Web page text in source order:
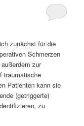
zunächst für die
Schmerzen
zur
traumatische
Patienten kann sie
(getriggerte)
zu